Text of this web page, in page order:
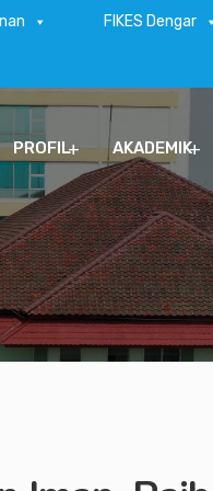
FIKES Dengar
PROFIL AKADEMIK